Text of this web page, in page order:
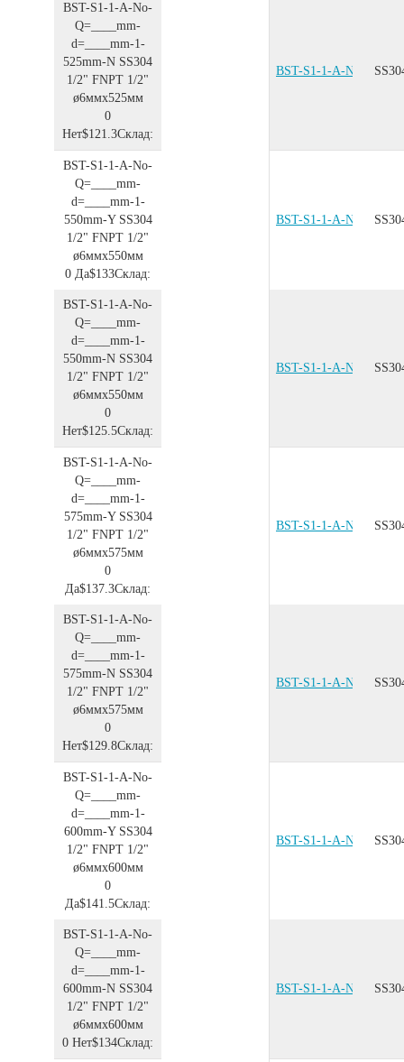
BST-S1-1-A-No-
Q=____mm-
d=____mm-1-
525mm-N SS304
1/2" FNPT 1/2"
ø6ммx525мм
0
Нет$121.3Склад:
BST-S1-1-A-No-
BST-S1-1-A-No-
Q=____mm-
d=____mm-1-
550mm-YSS304
1/2" FNPT 1/2"
ø6ммx550мм
0 Да$133Склад:
BST-S1-1-A-No-
BST-S1-1-A-No-
Q=____mm-
d=____mm-1-
550mm-N SS304
1/2" FNPT 1/2"
ø6ммx550мм
0
Нет$125.5Склад:
BST-S1-1-A-No-
BST-S1-1-A-No-
Q=____mm-
d=____mm-1-
575mm-YSS304
1/2" FNPT 1/2"
ø6ммx575мм
0
Да$137.3Склад:
BST-S1-1-A-No-
BST-S1-1-A-No-
Q=____mm-
d=____mm-1-
575mm-N SS304
1/2" FNPT 1/2"
ø6ммx575мм
0
Нет$129.8Склад:
BST-S1-1-A-No-
BST-S1-1-A-No-
Q=____mm-
d=____mm-1-
600mm-YSS304
1/2" FNPT 1/2"
ø6ммx600мм
0
Да$141.5Склад:
BST-S1-1-A-No-
BST-S1-1-A-No-
Q=____mm-
d=____mm-1-
600mm-N SS304
1/2" FNPT 1/2"
ø6ммx600мм
0 Нет$134Склад:
BST-S1-1-A-No-